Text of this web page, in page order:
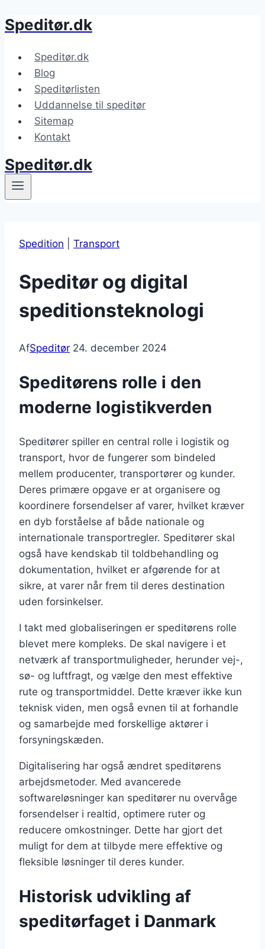
Fortsæt
indhold
Speditør.dk
Speditør.dk
Blog
Speditørlisten
Uddannelse til speditør
Sitemap
Kontakt
Speditør.dk
Spedition Transport
Speditør og digital
speditionsteknologi
AfSpeditør 24. december 2024
Speditørens rolle i den
moderne logistikverden
Speditører spiller en central rolle i logistik og
transport, hvor de fungerer som bindeled
mellem producenter, transportører og kunder.
Deres primære opgave er at organisere og
koordinere forsendelser af varer, hvilket kræver
en dyb forståelse af både nationale og
internationale transportregler. Speditører skal
også have kendskab til toldbehandling og
dokumentation, hvilket er afgørende for at
sikre, at varer når frem til deres destination
uden forsinkelser.
I takt med globaliseringen er speditørens rolle
blevet mere kompleks. De skal navigere i et
netværk af transportmuligheder, herunder vej-,
sø- og luftfragt, og vælge den mest effektive
rute og transportmiddel. Dette kræver ikke kun
teknisk viden, men også evnen til at forhandle
og samarbejde med forskellige aktører i
forsyningskæden.
Digitalisering har også ændret speditørens
arbejdsmetoder. Med avancerede
softwareløsninger kan speditører nu overvåge
forsendelser i realtid, optimere ruter og
reducere omkostninger. Dette har gjort det
muligt for dem at tilbyde mere effektive og
fleksible løsninger til deres kunder.
Historisk udvikling af
speditørfaget i Danmark